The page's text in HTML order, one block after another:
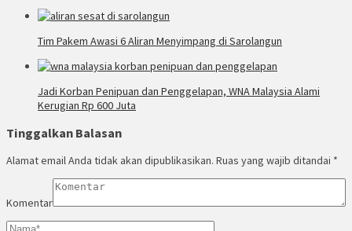
Tim Pakem Awasi 6 Aliran Menyimpang di Sarolangun
Jadi Korban Penipuan dan Penggelapan, WNA Malaysia Alami
Kerugian Rp 600 Juta
Tinggalkan Balasan
Alamat email Anda tidak akan dipublikasikan. Ruas yang wajib ditandai *
Komentar